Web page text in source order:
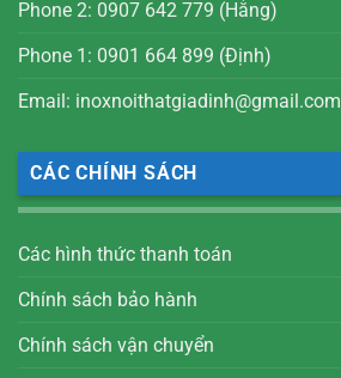
Phone 2: 0907 642 779 (Hằng)
Phone 1: 0901 664 899 (Định)
Email: inoxnoithatgiadinh@gmail.com
CÁC CHÍNH SÁCH
Các hình thức thanh toán
Chính sách bảo hành
Chính sách vận chuyển